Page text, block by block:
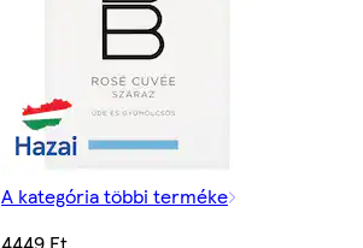
A kategória többi terméke